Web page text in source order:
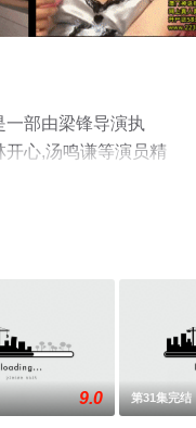
部由梁锋导演执
开心,汤鸣谦等演员精
费观看高清未删减
了解。
9.0 第31集完结